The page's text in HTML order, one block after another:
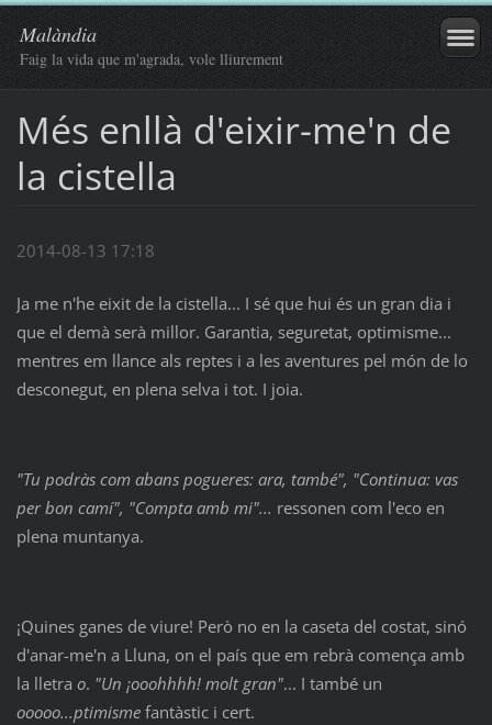
Malàndia
Faig la vida que m'agrada, vole lliurement
Més enllà d'eixir-me'n de
la cistella
2014-08-13 17:18
Ja me n'he eixit de la cistella... I sé que hui és un gran dia i
que el demà serà millor. Garantia, seguretat, optimisme...
mentres em llance als reptes i a les aventures pel món de lo
desconegut, en plena selva i tot. I joia.
"Tu podràs com abans pogueres: ara, també", "Continua: vas
per bon camí", "Compta amb mi"... ressonen com l'eco en
plena muntanya.
¡Quines ganes de viure! Però no en la caseta del costat, sinó
d'anar-me'n a Lluna, on el país que em rebrà comença amb
la lletra o. "Un ¡ooohhhh! molt gran"... I també un
ooooo...ptimisme fantàstic i cert.